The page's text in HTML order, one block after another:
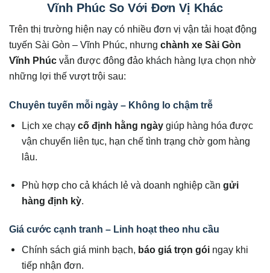
Vĩnh Phúc So Với Đơn Vị Khác
Trên thị trường hiện nay có nhiều đơn vị vận tải hoạt động
tuyến Sài Gòn – Vĩnh Phúc, nhưng chành xe Sài Gòn
Vĩnh Phúc vẫn được đông đảo khách hàng lựa chọn nhờ
những lợi thế vượt trội sau:
Chuyên tuyến mỗi ngày – Không lo chậm trễ
Lịch xe chạycố định hằng ngày giúp hàng hóa được
vận chuyển liên tục, hạn chế tình trạng chờ gom hàng
lâu.
Phù hợp cho cả khách lẻ và doanh nghiệp cầngửi
hàng định kỳ.
Giá cước cạnh tranh – Linh hoạt theo nhu cầu
Chính sách giá minh bạch, báo giá trọn gói ngay khi
tiếp nhận đơn.